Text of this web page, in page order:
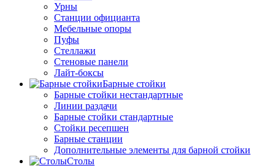
Урны
Станции официанта
Мебельные опоры
Пуфы
Стеллажи
Стеновые панели
Лайт-боксы
Барные стойки
Барные стойки нестандартные
Линии раздачи
Барные стойки стандартные
Стойки ресепшен
Барные станции
Дополнительные элементы для барной стойки
Столы